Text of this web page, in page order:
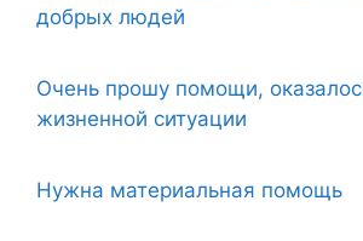
добрых людей
Очень прошу помощи,
жизненной ситуации
Нужна материальная помощь